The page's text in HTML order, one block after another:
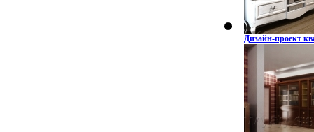
Дизайн-проект